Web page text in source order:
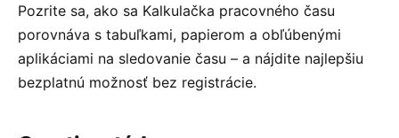
Pozrite sa, ako sa Kalkulačka pracovného času
porovnáva s tabuľkami, papierom a obľúbenými
aplikáciami na sledovanie času – a nájdite najlepšiu
bezplatnú možnosť bez registrácie.